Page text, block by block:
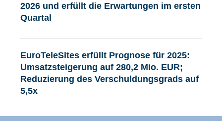
2026 und erfüllt die Erwartungen im ersten
Quartal
EuroTeleSites erfüllt Prognose für 2025:
Umsatzsteigerung auf 280,2 Mio. EUR;
Reduzierung des Verschuldungsgrads auf
5,5x